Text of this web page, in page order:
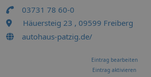
03731 78 60-0
Häuersteig 23 , 09599 Freiberg
autohaus-patzig.de/
Eintrag bearbeiten
Eintrag aktivieren